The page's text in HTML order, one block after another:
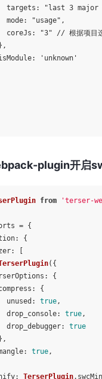
targets: "last 3 major
mode: "usage",
coreJs: "3" // 根据项目
'unknown'
plugin开启
from 'terser-
= {
: {
: [
({
: {
: {
unused : true ,
drop_console: true ,
drop_debugger: true
: true ,
: TerserPlugin.